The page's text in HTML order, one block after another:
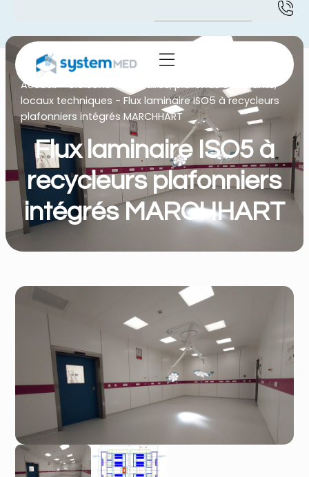
Accueil-Cloisons modulaires, plafonds soufflants,
locaux techniques - Flux laminaire ISO5 à recycleurs
plafonniers intégrés MARCHHART
Flux laminaire ISO5 à
recycleurs plafonniers
intégrés MARCHHART